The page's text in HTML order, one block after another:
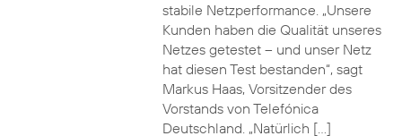
stabile Netzperformance. „Unsere
Kunden haben die Qualität unseres
Netzes getestet – und unser Netz
hat diesen Test bestanden“, sagt
Markus Haas, Vorsitzender des
Vorstands von Telefónica
Deutschland. „Natürlich […]